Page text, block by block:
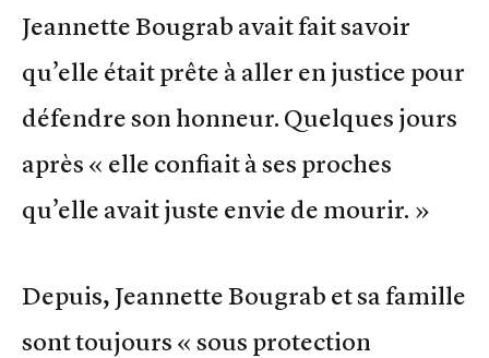
Jean­nette Bougrab avait fait savoir
qu’elle était prête à aller en justice pour
défendre son honneur. Quelques jours
après « elle confiait à ses proches
qu’elle avait juste envie de mourir. »
Depuis, Jeannette Bougrab et sa famille
sont toujours « sous protection